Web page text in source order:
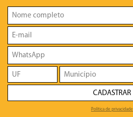
CADASTRAR
Política de privacidade